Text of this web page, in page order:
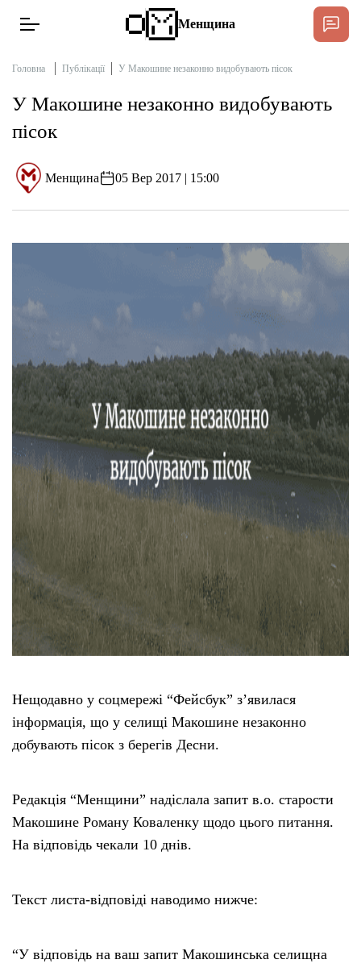
Новини
Інтерв’ю
Про нас
Бюджет
Тендери
Довідник
Контакти
Рекламні прайси
Підтримати «місцевих»
Редакційна політика
Менщина
Головна Публікації У Макошине незаконно видобувають пісок
У Макошине незаконно видобувають
пісок
Менщина 05 Вер 2017 | 15:00
Нещодавно у соцмережі “Фейсбук” з’явилася
інформація, що у селищі Макошине незаконно
добувають пісок з берегів Десни.
Редакція “Менщини” надіслала запит в.о. старости
Макошине Роману Коваленку щодо цього питання.
На відповідь чекали 10 днів.
Текст листа-відповіді наводимо нижче:
“У відповідь на ваш запит Макошинська селищна